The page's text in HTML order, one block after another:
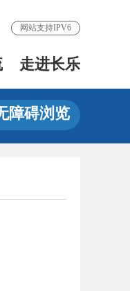
网站支持IPV6
走进长乐
障碍浏览